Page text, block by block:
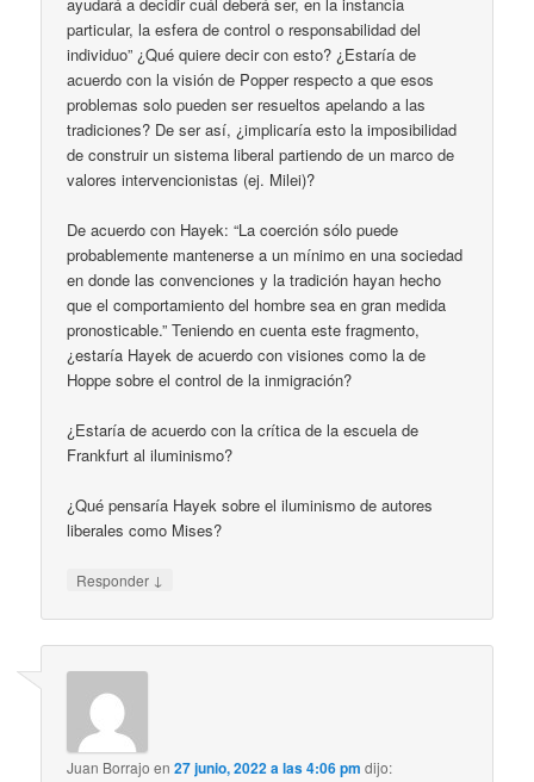
particular, la esfera de control o responsabilidad del
individuo” ¿Qué quiere decir con esto? ¿Estaría de
acuerdo con la visión de Popper respecto a que esos
problemas solo pueden ser resueltos apelando a las
tradiciones? De ser así, ¿implicaría esto la imposibilidad
de construir un sistema liberal partiendo de un marco de
valores intervencionistas (ej. Milei)?
De acuerdo con Hayek: “La coerción sólo puede
probablemente mantenerse a un mínimo en una sociedad
en donde las convenciones y la tradición hayan hecho
que el comportamiento del hombre sea en gran medida
pronosticable.” Teniendo en cuenta este fragmento,
¿estaría Hayek de acuerdo con visiones como la de
Hoppe sobre el control de la inmigración?
¿Estaría de acuerdo con la crítica de la escuela de
Frankfurt al iluminismo?
¿Qué pensaría Hayek sobre el iluminismo de autores
liberales como Mises?
Responder ↓
Juan Borrajo en27 junio, 2022 a las 4:06 pm dijo: